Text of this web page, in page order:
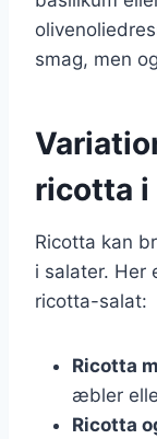
smag, men
ricotta i
Ricotta kan
i salater. Her
ricotta-salat:
Ricotta
æbler
Ricotta